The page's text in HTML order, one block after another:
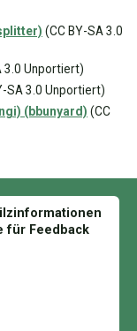
(CC BY-SA 3.0
3.0 Unportiert)
SA 3.0 Unportiert)
(bbunyard) (CC